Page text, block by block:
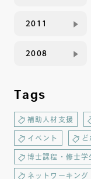
2011
2008
Tags
補助人材支援
イベント ど
博士課程・修士学
ネットワーキング